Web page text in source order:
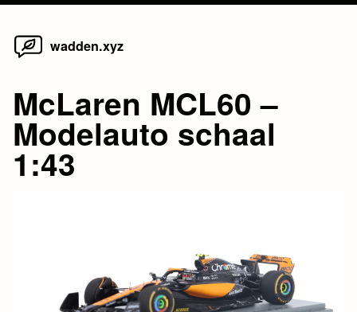
Skip
wadden.xyz
McLaren MCL60 –
Modelauto schaal
1:43